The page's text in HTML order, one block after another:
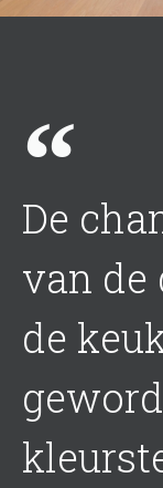
De
van de
de